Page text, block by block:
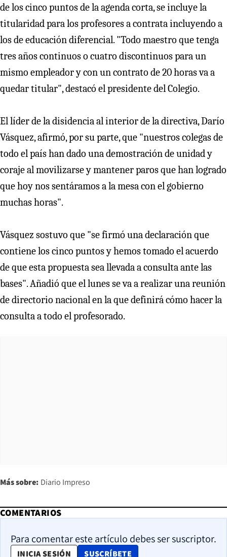
de los cinco puntos de la agenda corta, se incluye la
titularidad para los profesores a contrata incluyendo a
los de educación diferencial. "Todo maestro que tenga
tres años continuos o cuatro discontinuos para un
mismo empleador y con un contrato de 20 horas va a
quedar titular", destacó el presidente del Colegio.
El líder de la disidencia al interior de la directiva, Darío
Vásquez, afirmó, por su parte, que "nuestros colegas de
todo el país han dado una demostración de unidad y
coraje al movilizarse y mantener paros que han logrado
que hoy nos sentáramos a la mesa con el gobierno
muchas horas".
Vásquez sostuvo que "se firmó una declaración que
contiene los cinco puntos y hemos tomado el acuerdo
de que esta propuesta sea llevada a consulta ante las
bases". Añadió que el lunes se va a realizar una reunión
de directorio nacional en la que definirá cómo hacer la
consulta a todo el profesorado.
Más sobre: Diario Impreso
COMENTARIOS
Para comentar este artículo debes ser suscriptor.
INICIA SESIÓN SUSCRÍBETE
OPENS IN NEW WINDOW